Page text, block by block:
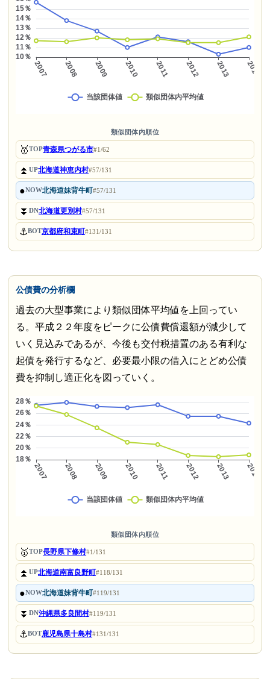
類似団体内順位
🥇TOP青森県つがる市#1/62
⏫UP北海道神恵内村#57/131
●NOW北海道妹背牛町#57/131
⏬DN北海道更別村#57/131
⚓BOT京都府和束町#131/131
公債費の分析欄
過去の大型事業により類似団体平均値を上回ってい
る。平成２２年度をピークに公債費償還額が減少して
いく見込みであるが、今後も交付税措置のある有利な
起債を発行するなど、必要最小限の借入にとどめ公債
費を抑制し適正化を図っていく。
類似団体内順位
🥇TOP長野県下條村#1/131
⏫UP北海道南富良野町#118/131
●NOW北海道妹背牛町#119/131
⏬DN沖縄県多良間村#119/131
⚓BOT鹿児島県十島村#131/131